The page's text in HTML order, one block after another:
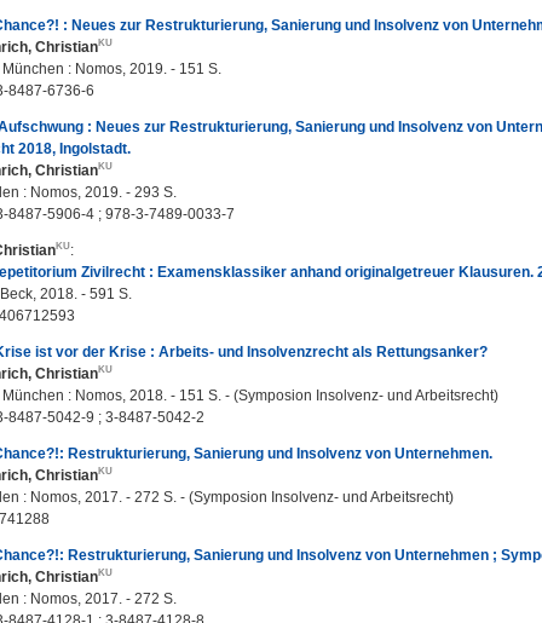
: Neues zur Restrukturierung, Sanierung und Insolvenz von
Christian
: Nomos, 2019. - 151 S.
8487-6736-6
: Neues zur Restrukturierung, Sanierung und Insolvenz von
2018, Ingolstadt.
Christian
: Nomos, 2019. - 293 S.
8487-5906-4 ; 978-3-7489-0033-7
:
Zivilrecht : Examensklassiker anhand originalgetreuer Klausuren.
2018. - 591 S.
ist vor der Krise : Arbeits- und Insolvenzrecht als Rettungsanker?
Christian
: Nomos, 2018. - 151 S. - (Symposion Insolvenz- und Arbeitsrecht)
8487-5042-9 ; 3-8487-5042-2
Restrukturierung, Sanierung und Insolvenz von Unternehmen.
Christian
: Nomos, 2017. - 272 S. - (Symposion Insolvenz- und Arbeitsrecht)
Restrukturierung, Sanierung und Insolvenz von Unternehmen ;
Christian
: Nomos, 2017. - 272 S.